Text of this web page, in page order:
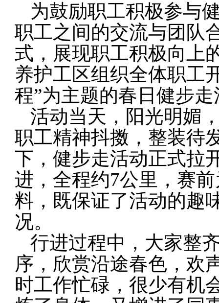
为鼓励职工积极参与
职工之间的交流与团队
式，展现职工积极向上
养护工区组织全体职工
程”为主题的春日健步
活动当天，阳光明媚
职工精神抖擞，整装待
下，健步走活动正式拉
进，全程约7公里，赛
料，既保证了活动的趣
况。
行进过程中，大家整
序，欣赏沿途春色，欢
时工作忙碌，很少有机